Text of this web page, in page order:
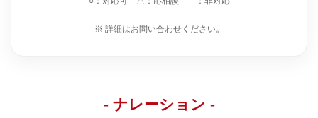
※ 詳細はお問い合わせください。
- ナレーション -